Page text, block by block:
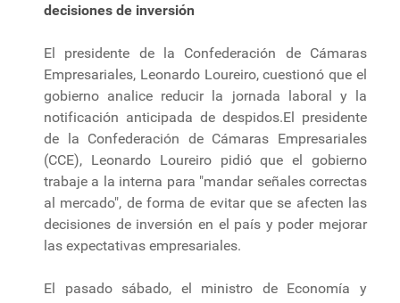
decisiones de inversión
El presidente de la Confederación de Cámaras
Empresariales, Leonardo Loureiro, cuestionó que el
gobierno analice reducir la jornada laboral y la
notificación anticipada de despidos.El presidente
de la Confederación de Cámaras Empresariales
(CCE), Leonardo Loureiro pidió que el gobierno
trabaje a la interna para "mandar señales correctas
al mercado", de forma de evitar que se afecten las
decisiones de inversión en el país y poder mejorar
las expectativas empresariales.
El pasado sábado, el ministro de Economía y